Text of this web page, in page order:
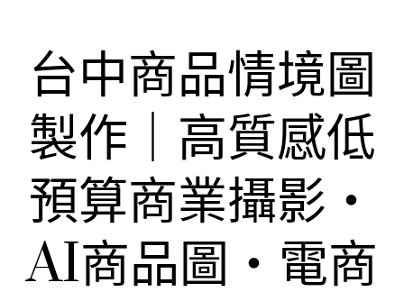
台中商品情境圖
製作｜高質感低
預算商業攝影・
AI商品圖・電商